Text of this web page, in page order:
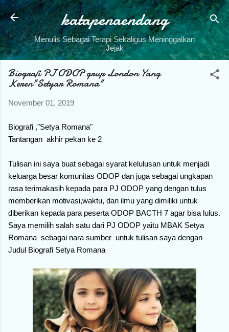
Skip to main content
katapenaendang
Menulis Sebagai Terapi Sekaligus Meninggalkan
Jejak
Biografi PJ ODOP grup London Yang
Keren"Setyar Romana"
November 01, 2019
Biografi ,"Setya Romana"
Tantangan akhir pekan ke 2
Tulisan ini saya buat sebagai syarat kelulusan untuk menjadi
keluarga besar komunitas ODOP dan juga sebagai ungkapan
rasa terimakasih kepada para PJ ODOP yang dengan tulus
memberikan motivasi,waktu, dan ilmu yang dimiliki untuk
diberikan kepada para peserta ODOP BACTH 7 agar bisa lulus.
Saya memilih salah satu dari PJ ODOP yaitu MBAK Setya
Romana sebagai nara sumber untuk tulisan saya dengan
Judul Biografi Setya Romana